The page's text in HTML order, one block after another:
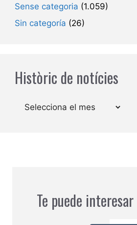
Sense categoria (1.059)
Sin categoría (26)
Històric de notícies
Arxius
Te puede interesar